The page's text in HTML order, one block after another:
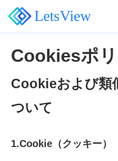
LetsView
Cookiesポ
Cookieおよび類
ついて
1.Cookie（クッキー）